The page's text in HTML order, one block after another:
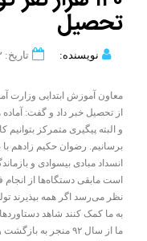
تحصیل
نویسنده: تاریخ: ۱۳۹۷/۰۷/۰۲
از تحصیل خبر داد و گفت:
و البته پیگیری متمرکز
برسانیم. رضوان حکیم زادهم
انسداد مبادی بیسوادی و
است مابقی دستگاه‌ها از انجام
نظر می‌رسد اگر همه بپذیرند
به ما کمک کنند شاهد